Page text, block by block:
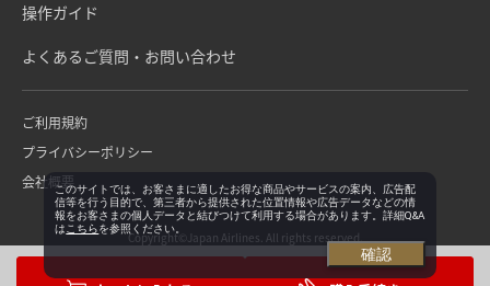
操作ガイド
よくあるご質問・お問い合わせ
ご利用規約
プライバシーポリシー
会社概要
Copyright©Japan Airlines. All rights reserved.
このサイトでは、お客さまに適したお得な商品やサービスの案内、広告配
信等を行う目的で、第三者から提供された位置情報や広告データなどの情
報をお客さまの個人データと結びつけて利用する場合があります。詳細Q&A
は こちらを参照ください。
確認